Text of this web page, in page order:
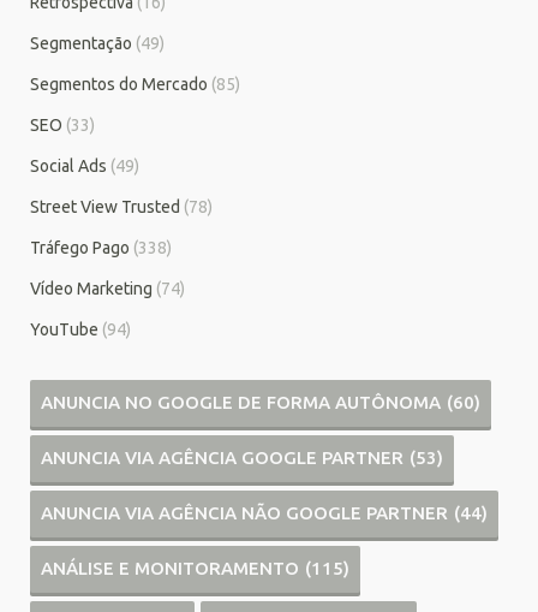
Segmentação (49)
Segmentos do Mercado (85)
SEO (33)
Social Ads (49)
Street View Trusted (78)
Tráfego Pago (338)
Vídeo Marketing (74)
YouTube (94)
ANUNCIA NO GOOGLE DE FORMA AUTÔNOMA (60)
ANUNCIA VIA AGÊNCIA GOOGLE PARTNER (53)
ANUNCIA VIA AGÊNCIA NÃO GOOGLE PARTNER (44)
ANÁLISE E MONITORAMENTO (115)